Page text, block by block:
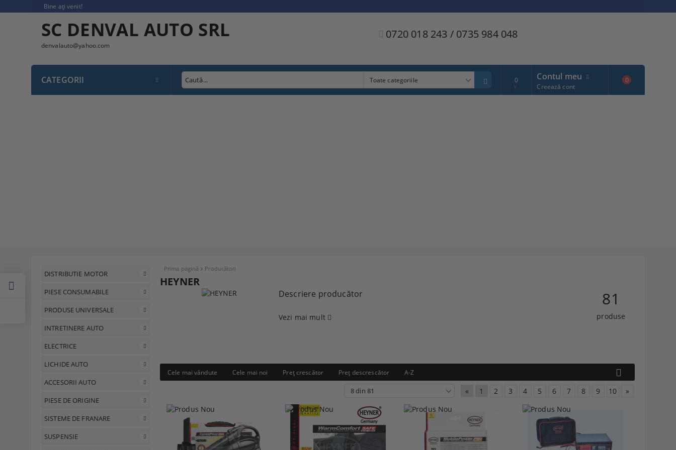
Bine ați venit!
SC DENVAL AUTO SRL
denvalauto@yahoo.com
0720 018 243 / 0735 984 048
CATEGORII 0 Contul meu
Creează cont
0
DISTRIBUTIE MOTOR
PIESE CONSUMABILE
PRODUSE UNIVERSALE
INTRETINERE AUTO
ELECTRICE
LICHIDE AUTO
ACCESORII AUTO
PIESE DE ORIGINE
SISTEME DE FRANARE
SUSPENSIE
Prima pagină Producători
HEYNER
Descriere producător
Vezi mai mult
81
produse
Cele mai vândute Cele mai noi Preţ crescător Preţ descrescător A-Z
« 1 2 3 4 5 6 7 8 9 10 »